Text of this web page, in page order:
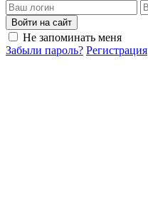
Войти на сайт
Не запоминать меня
Забыли пароль? Регистрация